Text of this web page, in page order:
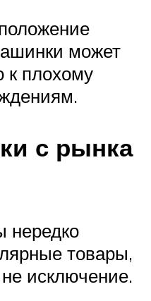
может
к плохому
с рынка
нередко
товары,
исключение.